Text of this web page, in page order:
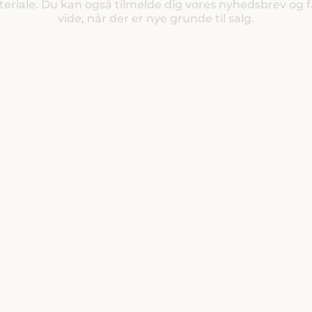
Du kan også tilmelde dig vores nyhedsbrev og
vide, når der er nye grunde til salg.